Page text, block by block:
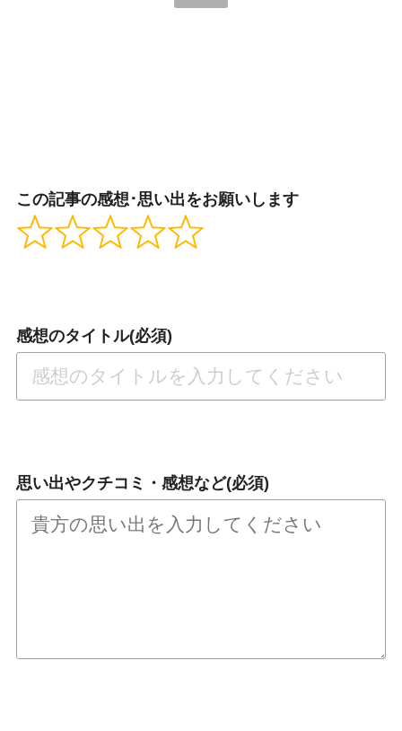
この記事の感想･思い出をお願いします
感想のタイトル(必須)
思い出やクチコミ・感想など(必須)